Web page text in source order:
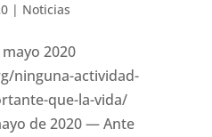
| Noticias
mayo 2020
ninguna-actividad-
que-la-vida/
de 2020 — Ante